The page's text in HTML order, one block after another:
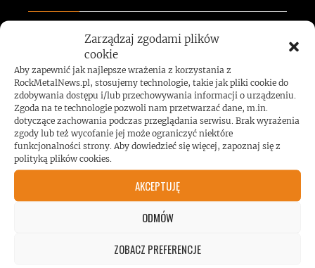
Zarządzaj zgodami plików
cookie
Aby zapewnić jak najlepsze wrażenia z korzystania z
RockMetalNews.pl, stosujemy technologie, takie jak pliki cookie do
zdobywania dostępu i/lub przechowywania informacji o urządzeniu.
Zgoda na te technologie pozwoli nam przetwarzać dane, m.in.
dotyczące zachowania podczas przeglądania serwisu. Brak wyrażenia
zgody lub też wycofanie jej może ograniczyć niektóre
funkcjonalności strony. Aby dowiedzieć się więcej, zapoznaj się z
polityką plików cookies.
AKCEPTUJĘ
ODMÓW
ZOBACZ PREFERENCJE
JESTEŚMY BLISKO
ZESPOŁÓW, KONCERTÓW I
LUDZI ZWIĄZANYCH Z
MUZYKĄ, BY DOSTARCZAĆ
WAM NAJLEPSZE TREŚCI